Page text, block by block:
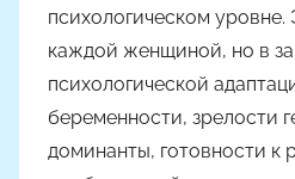
психологическом уровне.
каждой женщиной, но в
психологической
беременности, зрелости
доминанты, готовности к